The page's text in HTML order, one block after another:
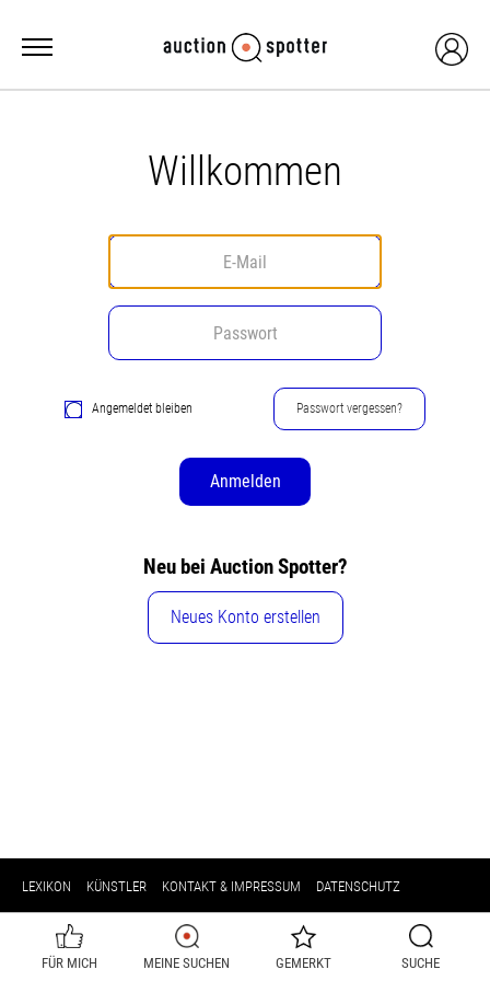
Willkommen
Angemeldet bleiben Passwort vergessen?
Anmelden
Neu bei Auction Spotter?
Neues Konto erstellen
LEXIKON KÜNSTLER KONTAKT & IMPRESSUM DATENSCHUTZ
FÜR MICH MEINE SUCHEN GEMERKT SUCHE